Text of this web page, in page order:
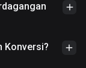
Konversi?